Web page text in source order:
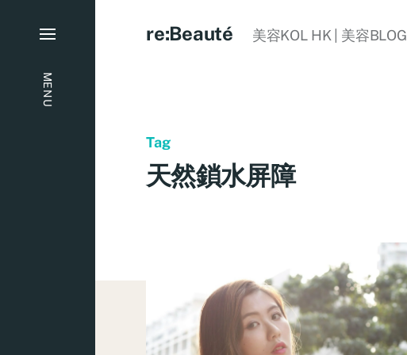
MENU
re:Beauté 美容KOL HK | 美容BLOG
Tag
天然鎖水屏障